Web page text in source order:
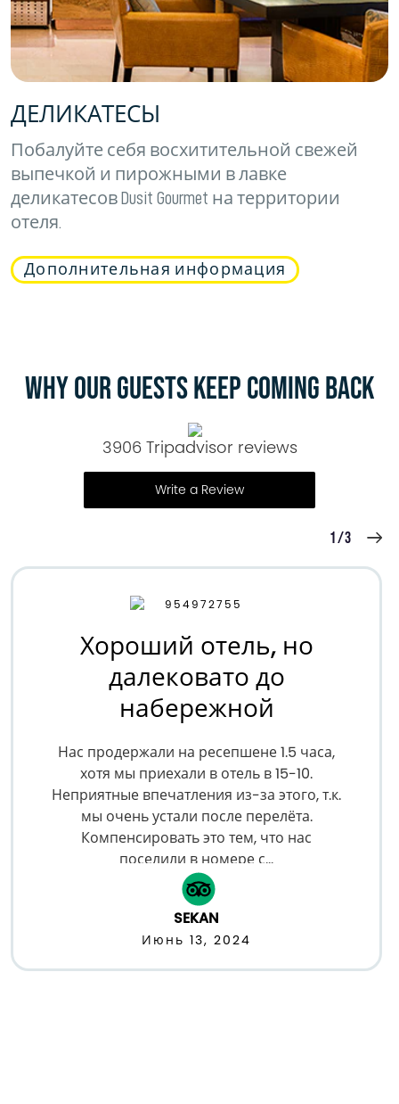
ДЕЛИКАТЕСЫ
Побалуйте себя восхитительной свежей
выпечкой и пирожными в лавке
деликатесов Dusit Gourmet на территории
отеля.
Дополнительная информация
WHY OUR GUESTS KEEP COMING BACK
3906 Tripadvisor reviews
Write a Review
1/3
Хороший отель, но
далековато до
набережной
Нас продержали на ресепшене 1.5 часа,
хотя мы приехали в отель в 15-10.
Неприятные впечатления из-за этого, т.к.
мы очень устали после перелёта.
Компенсировать это тем, что нас
поселили в номере с...
SEKAN
Июнь 13, 2024